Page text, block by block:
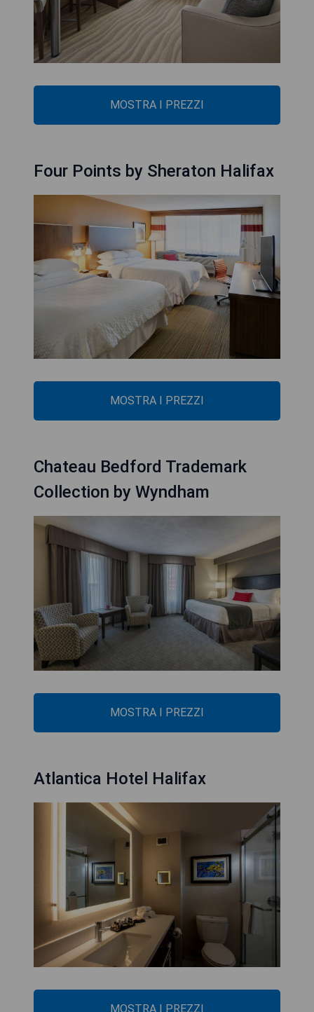
MOSTRA I PREZZI
Four Points by Sheraton Halifax
MOSTRA I PREZZI
Chateau Bedford Trademark
Collection by Wyndham
MOSTRA I PREZZI
Atlantica Hotel Halifax
MOSTRA I PREZZI